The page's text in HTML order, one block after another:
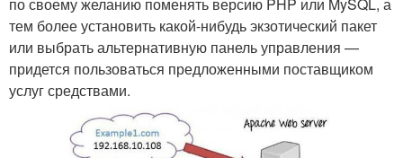
по своему желанию поменять версию PHP или MySQL, а
тем более установить какой-нибудь экзотический пакет
или выбрать альтернативную панель управления —
придется пользоваться предложенными поставщиком
услуг средствами.